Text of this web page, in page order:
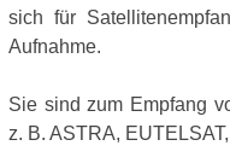
sich für
Aufnahme.
Sie sind zum Empfang
z. B. ASTRA,